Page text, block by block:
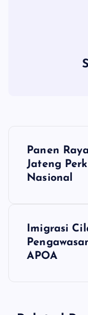
NPanen
Jateng
Nasional
Imigrasi
APOA